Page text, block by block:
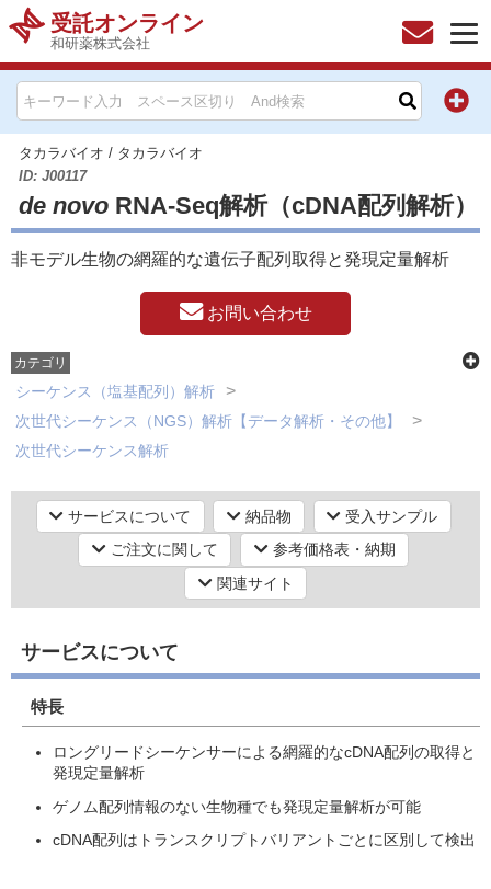
受託オンライン
和研薬株式会社
タカラバイオ / タカラバイオ
ID: J00117
de novoRNA-Seq解析（cDNA配列解析）
非モデル生物の網羅的な遺伝子配列取得と発現定量解析
お問い合わせ
カテゴリ
シーケンス（塩基配列）解析
次世代シーケンス（NGS）解析【データ解析・その他】
次世代シーケンス解析
次世代シーケンス（NGS）解析【RNAシーケンス】
RNA-Seq解析・TruSeq（微量）トランスクリプトーム解析
サービスについて 納品物
受入サンプル
ご注文に関して
参考価格表・納期
関連サイト
サービスについて
特長
ロングリードシーケンサーによる網羅的なcDNA配列の取得と
発現定量解析
ゲノム配列情報のない生物種でも発現定量解析が可能
cDNA配列はトランスクリプトバリアントごとに区別して検出
HOME
お問い合わせ
お知らせ
キャンペーン情報一覧
製品カテゴリー一覧
メーカー別索引
販売元別索引
研究機器オンライン
実験フローガイド
和研薬 ホームページ